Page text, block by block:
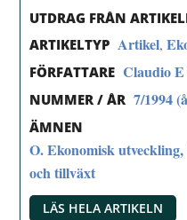
UTDRAG FRÅN
ARTIKELTYP Artikel,
FÖRFATTARE Claudio
NUMMER / ÅR 7/1994
ÄMNEN
O. Ekonomisk
och tillväxt
LÄS HELA ARTIKELN